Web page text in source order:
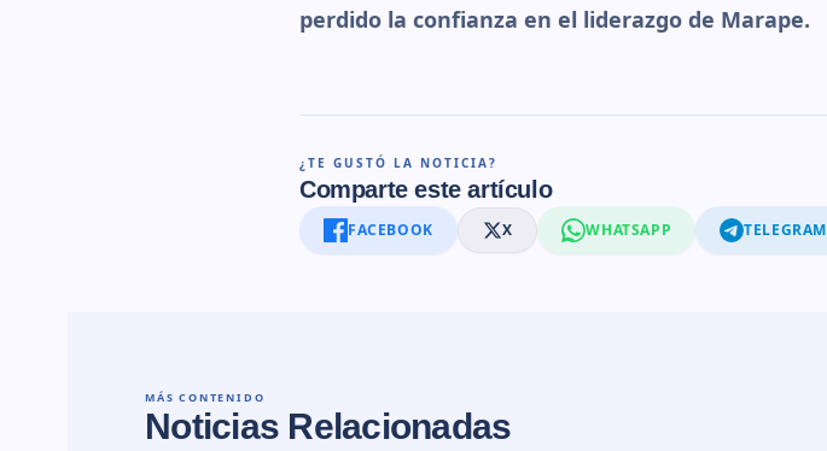
perdido la confianza en el liderazgo de Marape.
¿TE GUSTÓ LA NOTICIA?
Comparte este artículo
FACEBOOK X WHATSAPP TELEGRAM
MÁS CONTENIDO
Noticias Relacionadas